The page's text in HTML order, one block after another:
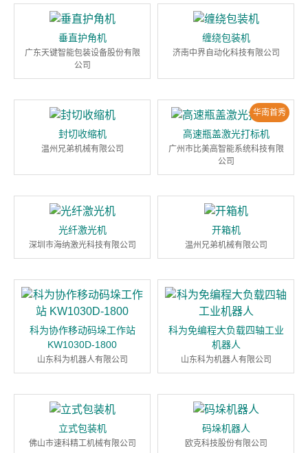
垂直护角机
广东天键智能包装设备股份有限
公司
缠绕包装机
济南中界自动化科技有限公司
封切收缩机
温州兄弟机械有限公司
华南首秀
高速瓶盖激光打标机
广州市比美高智能系统科技有限
公司
光纤激光机
深圳市海纳激光科技有限公司
开箱机
温州兄弟机械有限公司
科为协作移动码垛工作站
KW1030D-1800
山东科为机器人有限公司
科为免编程大负载四轴工业
机器人
山东科为机器人有限公司
立式包装机
佛山市速科精工机械有限公司
码垛机器人
欧克科技股份有限公司